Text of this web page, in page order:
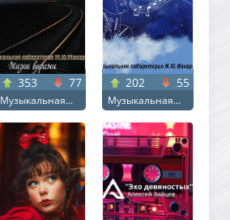
353 77
Музыкальная...
202 55
Музыкальная...